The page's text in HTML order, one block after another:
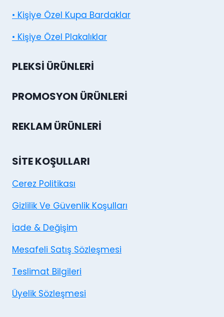
• Kişiye Özel Kupa Bardaklar
• Kişiye Özel Plakalıklar
PLEKSI ÜRÜNLERI
PROMOSYON ÜRÜNLERI
REKLAM ÜRÜNLERI
SITE KOŞULLARI
Cerez Politikası
Gizlilik Ve Güvenlik Koşulları
İade & Değişim
Mesafeli Satış Sözleşmesi
Teslimat Bilgileri
Üyelik Sözleşmesi